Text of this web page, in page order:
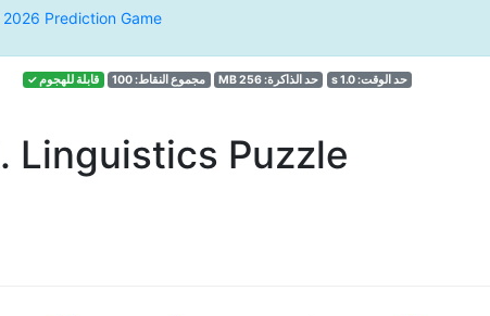
2026 Prediction Game
حد الوقت: 1.0 s حد الذاكرة: 256 MB مجموع النقاط: 100 قابلة للهجوم ✓
Linguistics Puzzle